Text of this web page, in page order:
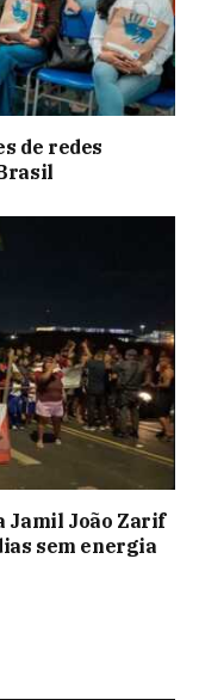
de redes
Jamil João Zarif
sem energia